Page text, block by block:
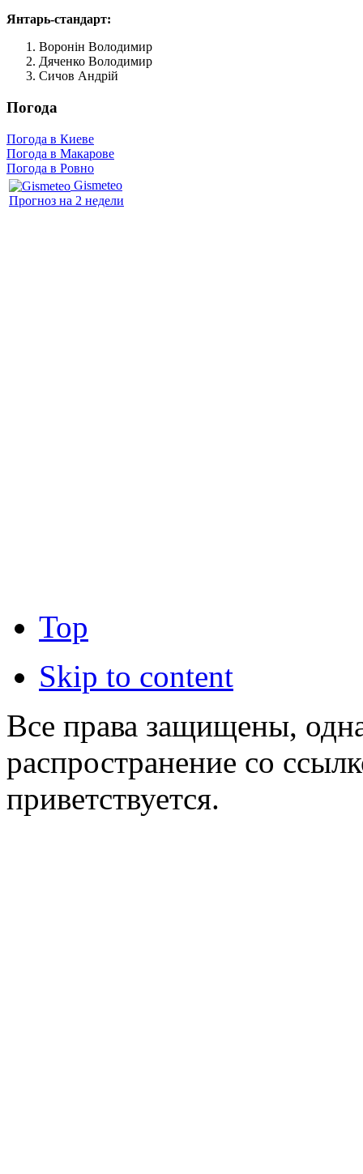
Янтарь-стандарт:
Воронін Володимир
Дяченко Володимир
Сичов Андрій
Погода
Погода в Киеве
Погода в Макарове
Погода в Ровно
Gismeteo
Прогноз на 2 недели
Top
Skip to content
Все права защищены,
распространение со
приветствуется.